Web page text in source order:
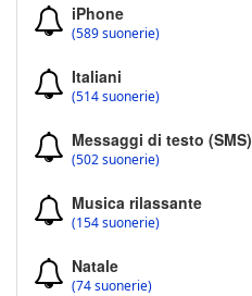
iPhone
(589 suonerie)
Italiani
(514 suonerie)
Messaggi di testo (SMS)
(502 suonerie)
Musica rilassante
(154 suonerie)
Natale
(74 suonerie)